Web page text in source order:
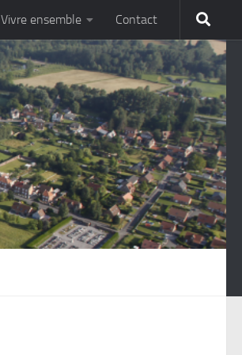
Vivre ensemble Contact